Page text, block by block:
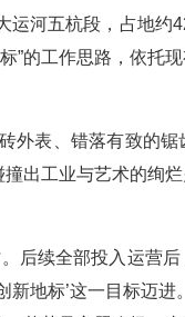
河五杭段，占地约
”的工作思路，依托
外表、错落有致的
出工业与艺术的绚
后续全部投入运营
地标’这一目标迈